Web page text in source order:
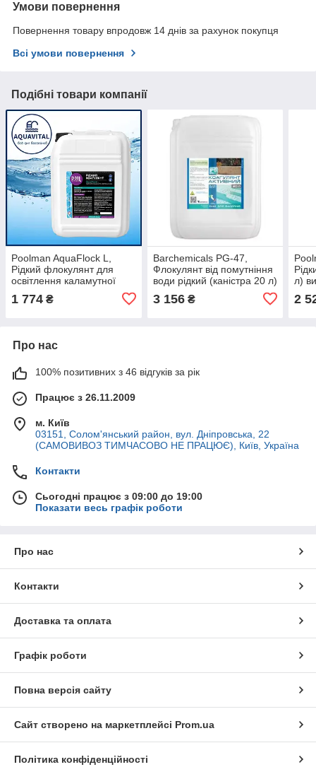
Умови повернення
Повернення товару впродовж 14 днів за рахунок покупця
Всі умови повернення
Подібні товари компанії
Poolman AquaFlock L,
Рідкий флокулянт для
освітлення каламутної
Україна
1 774 ₴
Barchemicals PG-47,
Флокулянт від помутніння
води рідкий (каністра 20 л)
3 156₴
л)
2
Про нас
100% позитивних з 46 відгуків за рік
Працює з 26.11.2009
м. Київ
03151, Солом'янський район, вул. Дніпровська, 22
(САМОВИВОЗ ТИМЧАСОВО НЕ ПРАЦЮЄ), Київ, Україна
Контакти
Сьогодні працює з 09:00 до 19:00
Показати весь графік роботи
Про нас
Контакти
Доставка та оплата
Графік роботи
Повна версія сайту
Сайт створено на маркетплейсі Prom.ua
Політика конфіденційності